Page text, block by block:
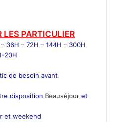
LES PARTICULIER
36H – 72H – 144H – 300H
20H
de besoin avant
disposition Beauséjour et
et weekend